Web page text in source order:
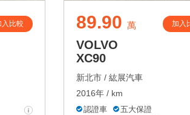
入比較 89.90 萬 加入
VOLVO
XC90
新北市 / 紘展汽車
2016年 / km
認證車
五大保證